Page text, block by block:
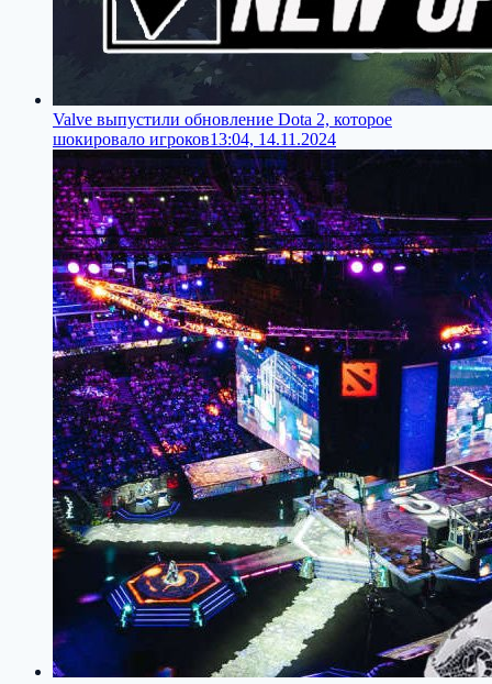
Valve выпустили обновление Dota 2, которое
шокировало игроков13:04, 14.11.2024